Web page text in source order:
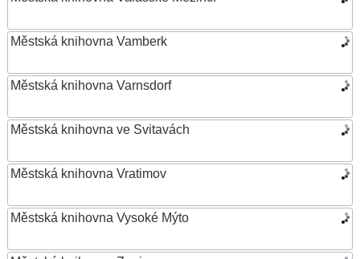
Městská knihovna Vamberk
Městská knihovna Varnsdorf
Městská knihovna ve Svitavách
Městská knihovna Vratimov
Městská knihovna Vysoké Mýto